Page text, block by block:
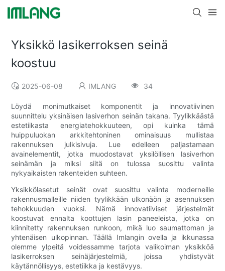
Yksikkö lasikerroksen seinä
koostuu
2025-06-08 IMLANG 34
Löydä monimutkaiset komponentit ja innovatiivinen
suunnittelu yksinäisen lasiverhon seinän takana. Tyylikkäästä
estetiikasta energiatehokkuuteen, opi kuinka tämä
huippuluokan arkkitehtoninen ominaisuus mullistaa
rakennuksen julkisivuja. Lue edelleen paljastamaan
avainelementit, jotka muodostavat yksilöllisen lasiverhon
seinämän ja miksi siitä on tulossa suosittu valinta
nykyaikaisten rakenteiden suhteen.
Yksikkölasetut seinät ovat suosittu valinta moderneille
rakennusmalleille niiden tyylikkään ulkonäön ja asennuksen
tehokkuuden vuoksi. Nämä innovatiiviset järjestelmät
koostuvat ennalta koottujen lasin paneeleista, jotka on
kiinnitetty rakennuksen runkoon, mikä luo saumattoman ja
yhtenäisen ulkopinnan. Täällä Imlangin ovella ja ikkunassa
olemme ylpeitä voidessamme tarjota valikoiman yksikköä
lasikerroksen seinäjärjestelmiä, joissa yhdistyvät
käytännöllisyys, estetiikka ja kestävyys.